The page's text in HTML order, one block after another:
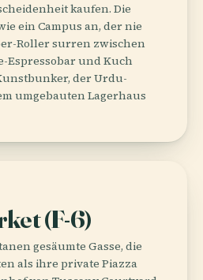
kaufen. Die
ein Campus an, der nie
Roller surren zwischen
und Kuch
der Urdu-
umgebauten Lagerhaus
(F-6)
gesäumte Gasse, die
als ihre private Piazza